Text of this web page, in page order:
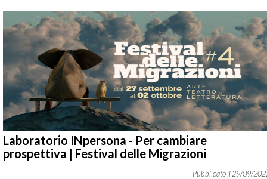
Laboratorio INpersona - Per cambiare
prospettiva | Festival delle Migrazioni
29/09/